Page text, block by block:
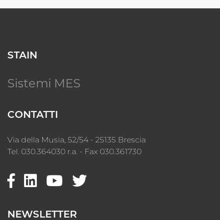
STAIN
Sistemi MES
CONTATTI
Via della Musia, 52/54 - 25135 Brescia
Tel. 030.364030 r.a. - Fax 030.361730
NEWSLETTER